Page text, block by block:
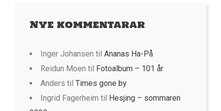
Nye kommentarar
Inger Johansen til Ananas Ha-På
Reidun Moen til
Fotoalbum – 101 år
Anders til Times gone by
Ingrid Fagerheim til
Hesjing – sommaren